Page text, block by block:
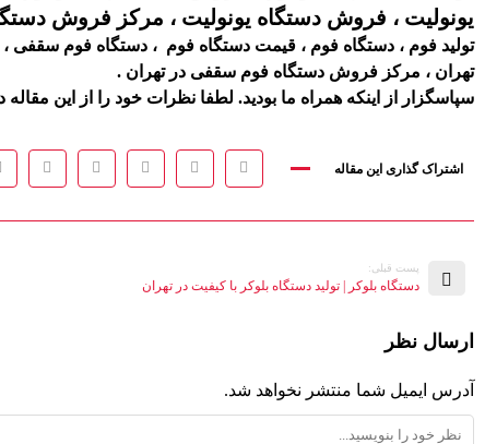
یونولیت ، فروش دستگاه یونولیت ، مرکز فروش
تولید فوم ، دستگاه فوم ، قیمت دستگاه فوم ، دستگاه فوم
تهران ، مرکز فروش دستگاه فوم سقفی در تهران .
سپاسگزار از اینکه همراه ما بودید. لطفا نظرات خود را از این مقاله
اشتراک گذاری این مقاله
پست قبلی:
دستگاه بلوکر | تولید دستگاه بلوکر با کیفیت در تهران
ارسال نظر
آدرس ایمیل شما منتشر نخواهد شد.